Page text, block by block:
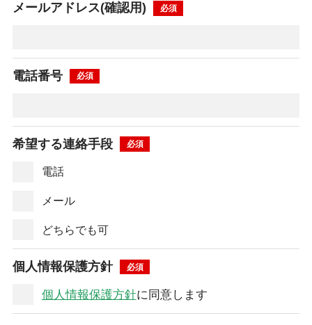
メールアドレス(確認用)
電話番号
希望する連絡手段
電話
メール
どちらでも可
個人情報保護方針
個人情報保護方針に同意します